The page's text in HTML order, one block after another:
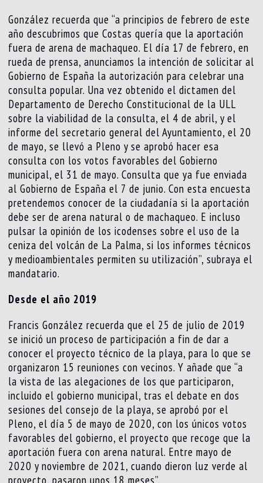
González recuerda que “a principios de febrero de este
año descubrimos que Costas quería que la aportación
fuera de arena de machaqueo. El día 17 de febrero, en
rueda de prensa, anunciamos la intención de solicitar al
Gobierno de España la autorización para celebrar una
consulta popular. Una vez obtenido el dictamen del
Departamento de Derecho Constitucional de la ULL
sobre la viabilidad de la consulta, el 4 de abril, y el
informe del secretario general del Ayuntamiento, el 20
de mayo, se llevó a Pleno y se aprobó hacer esa
consulta con los votos favorables del Gobierno
municipal, el 31 de mayo. Consulta que ya fue enviada
al Gobierno de España el 7 de junio. Con esta encuesta
pretendemos conocer de la ciudadanía si la aportación
debe ser de arena natural o de machaqueo. E incluso
pulsar la opinión de los icodenses sobre el uso de la
ceniza del volcán de La Palma, si los informes técnicos
y medioambientales permiten su utilización”, subraya el
mandatario.
Desde el año 2019
Francis González recuerda que el 25 de julio de 2019
se inició un proceso de participación a fin de dar a
conocer el proyecto técnico de la playa, para lo que se
organizaron 15 reuniones con vecinos. Y añade que “a
la vista de las alegaciones de los que participaron,
incluido el gobierno municipal, tras el debate en dos
sesiones del consejo de la playa, se aprobó por el
Pleno, el día 5 de mayo de 2020, con los únicos votos
favorables del gobierno, el proyecto que recoge que la
aportación fuera con arena natural. Entre mayo de
2020 y noviembre de 2021, cuando dieron luz verde al
proyecto, pasaron unos 18 meses”.